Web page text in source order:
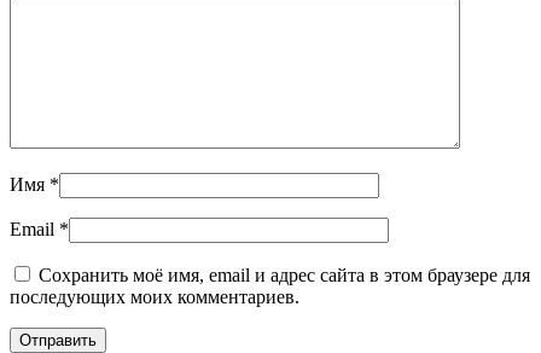
Имя *
Email *
Сохранить моё имя, email и адрес сайта в этом браузере для
последующих моих комментариев.